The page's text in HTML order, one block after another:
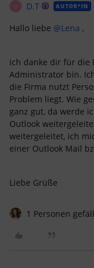
D.T AUTOR*IN
Hallo liebe @Lena ,
ich danke dir für die
Administrator bin.
die Firma nutzt
Problem liegt. Wie
ganz gut, da werde
Outlook
weitergeleitet, ich
einer Outlook Mail
Liebe Grüße
1 Personen